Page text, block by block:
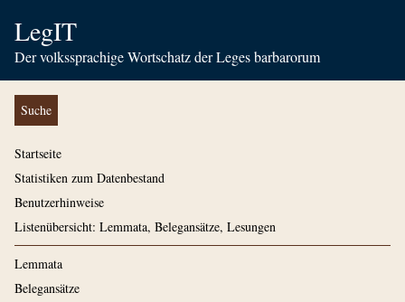
LegIT
Der volkssprachige Wortschatz der Leges barbarorum
Suche
Startseite
Statistiken zum Datenbestand
Benutzerhinweise
Listenübersicht: Lemmata, Belegansätze, Lesungen
Lemmata
Belegansätze